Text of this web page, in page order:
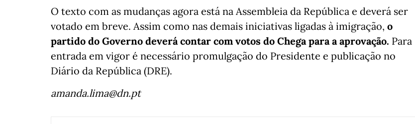
O texto com as mudanças agora está na Assembleia da República e deverá ser
votado em breve. Assim como nas demais iniciativas ligadas à imigração, o
partido do Governo deverá contar com votos do Chega para a aprovação. Para
entrada em vigor é necessário promulgação do Presidente e publicação no
Diário da República (DRE).
amanda.lima@dn.pt